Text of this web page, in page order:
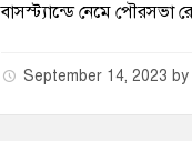
বাসস্ট্যান্ডে নেমে
September 14, 2023 by